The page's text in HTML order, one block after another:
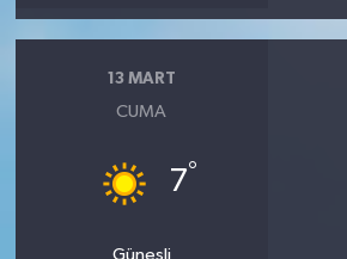
13 MART
CUMA
7°
Güneşli